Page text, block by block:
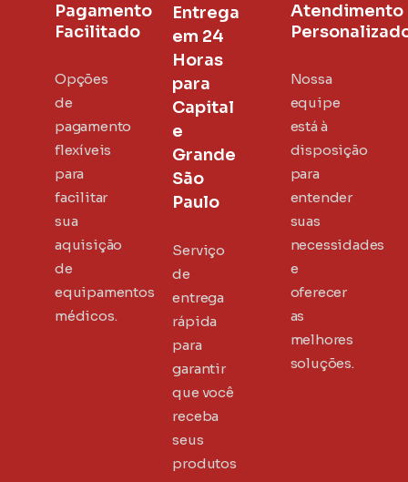
Pagamento
Facilitado
Opções
de
pagamento
flexíveis
para
facilitar
sua
aquisição
de
equipamentos
médicos.
Entrega
em 24
Horas
para
Capital
e
Grande
São
Paulo
Serviço
de
entrega
rápida
para
garantir
que você
receba
seus
produtos
Atendimento
Nossa
equipe
está à
disposição
para
entender
suas
necessidades
e
oferecer
as
melhores
soluções.